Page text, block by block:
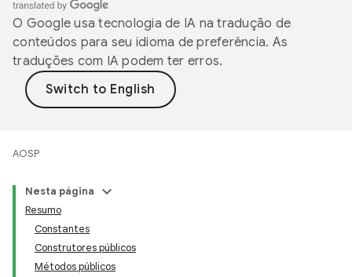
O Google usa tecnologia de IA na tradução de
conteúdos para seu idioma de preferência. As
traduções com IA podem ter erros.
AOSP
Nesta página
Resumo
Constantes
Construtores públicos
Métodos públicos